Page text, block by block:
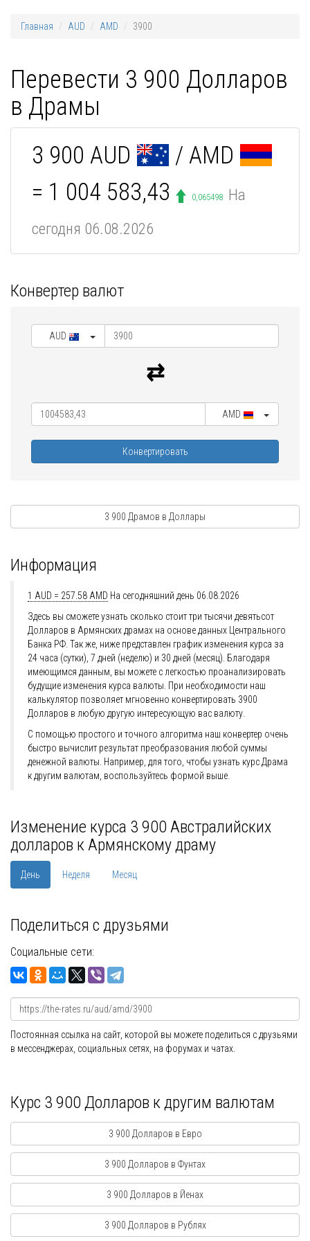
Главная AUD AMD 3900
Перевести 3 900 Долларов
в Драмы
3 900 AUD
/ AMD
= 1 004 583,43
0,065498 На
сегодня 06.08.2026
Конвертер валют
AUD
AMD
Конвертировать
3 900 Драмов в Доллары
Информация
1 AUD = 257.58 AMD На сегодняшний день 06.08.2026
Здесь вы сможете узнать сколько стоит три тысячи девятьсот
Долларов в Армянских драмах на основе данных Центрального
Банка РФ. Так же, ниже представлен график изменения курса за
24 часа (сутки), 7 дней (неделю) и 30 дней (месяц). Благодаря
имеющимся данным, вы можете с легкостью проанализировать
будущие изменения курса валюты. При необходимости наш
калькулятор позволяет мгновенно конвертировать 3900
Долларов в любую другую интересующую вас валюту.
С помощью простого и точного алгоритма наш конвертер очень
быстро вычислит результат преобразования любой суммы
денежной валюты. Например, для того, чтобы узнать курс Драма
к другим валютам, воспользуйтесь формой выше.
Изменение курса 3 900 Австралийских
долларов к Армянскому драму
День Неделя Месяц
Поделиться с друзьями
Социальные сети:
Постоянная ссылка на сайт, которой вы можете поделиться с друзьями
в мессенджерах, социальных сетях, на форумах и чатах.
Курс 3 900 Долларов к другим валютам
3 900 Долларов в Евро
3 900 Долларов в Фунтах
3 900 Долларов в Йенах
3 900 Долларов в Рублях